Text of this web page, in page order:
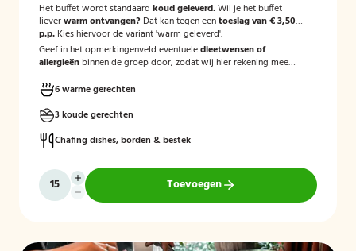
Het buffet wordt standaard koud geleverd.Wil je het buffet
lieverwarm ontvangen? Dat kan tegen eentoeslag van € 3,50
p.p. Kies hiervoor de variant 'warm geleverd'.
Geef in het opmerkingenveld eventueledieetwensen of
allergieën binnen de groep door, zodat wij hier rekening mee
6 warme gerechten
3 koude gerechten
Chafing dishes, borden & bestek
Toevoegen